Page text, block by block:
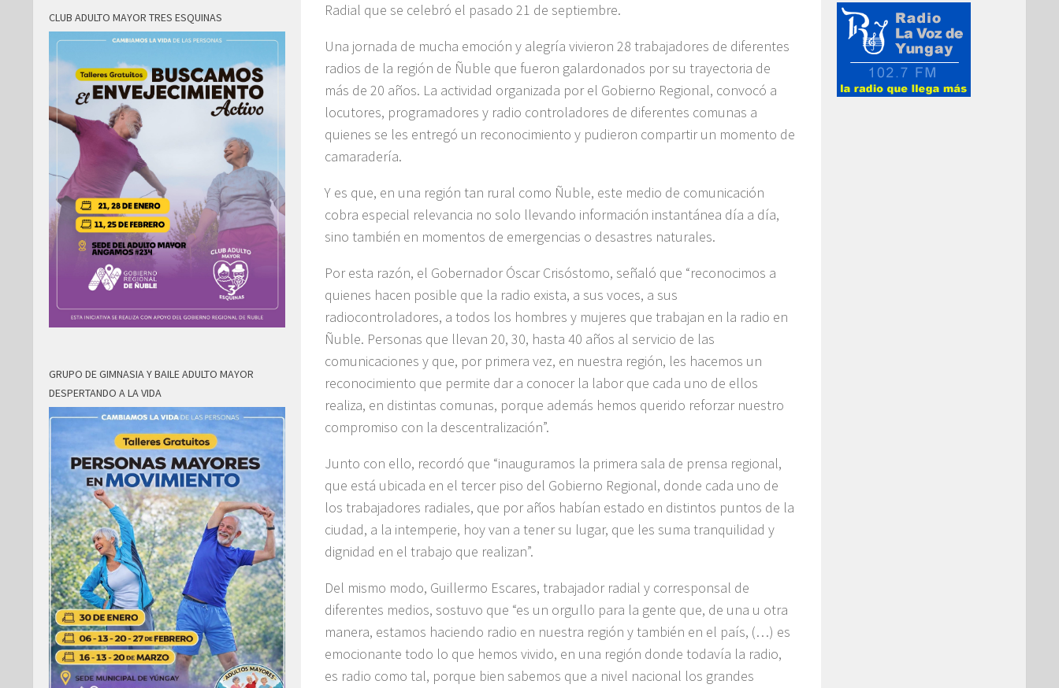
Radial que se celebró el pasado 21 de septiembre.
Una jornada de mucha emoción y alegría vivieron 28 trabajadores de diferentes
radios de la región de Ñuble que fueron galardonados por su trayectoria de
más de 20 años. La actividad organizada por el Gobierno Regional, convocó a
locutores, programadores y radio controladores de diferentes comunas a
quienes se les entregó un reconocimiento y pudieron compartir un momento de
camaradería.
Y es que, en una región tan rural como Ñuble, este medio de comunicación
cobra especial relevancia no solo llevando información instantánea día a día,
sino también en momentos de emergencias o desastres naturales.
Por esta razón, el Gobernador Óscar Crisóstomo, señaló que “reconocimos a
quienes hacen posible que la radio exista, a sus voces, a sus
radiocontroladores, a todos los hombres y mujeres que trabajan en la radio en
Ñuble. Personas que llevan 20, 30, hasta 40 años al servicio de las
comunicaciones y que, por primera vez, en nuestra región, les hacemos un
reconocimiento que permite dar a conocer la labor que cada uno de ellos
realiza, en distintas comunas, porque además hemos querido reforzar nuestro
compromiso con la descentralización”.
Junto con ello, recordó que “inauguramos la primera sala de prensa regional,
que está ubicada en el tercer piso del Gobierno Regional, donde cada uno de
los trabajadores radiales, que por años habían estado en distintos puntos de la
ciudad, a la intemperie, hoy van a tener su lugar, que les suma tranquilidad y
dignidad en el trabajo que realizan”.
Del mismo modo, Guillermo Escares, trabajador radial y corresponsal de
diferentes medios, sostuvo que “es un orgullo para la gente que, de una u otra
manera, estamos haciendo radio en nuestra región y también en el país, (…) es
emocionante todo lo que hemos vivido, en una región donde todavía la radio,
es radio como tal, porque bien sabemos que a nivel nacional los grandes
CLUB ADULTO MAYOR TRES ESQUINAS
GRUPO DE GIMNASIA Y BAILE ADULTO MAYOR
DESPERTANDO A LA VIDA